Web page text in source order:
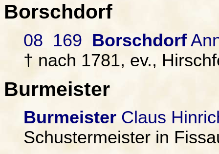
Borschdorf
08 169 Borschdorf
† nach 1781, ev.,
Burmeister
Burmeister Claus
Schustermeister in